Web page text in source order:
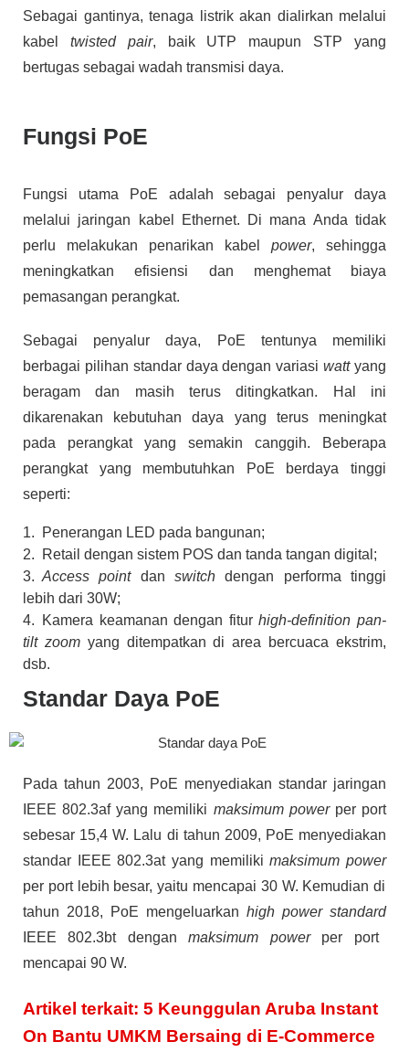
Sebagai gantinya, tenaga listrik akan dialirkan melalui
kabel twisted pair, baik UTP maupun STP yang
bertugas sebagai wadah transmisi daya.
Fungsi PoE
Fungsi utama PoE adalah sebagai penyalur daya
melalui jaringan kabel Ethernet. Di mana Anda tidak
perlu melakukan penarikan kabel power, sehingga
meningkatkan efisiensi dan menghemat biaya
pemasangan perangkat.
Sebagai penyalur daya, PoE tentunya memiliki
berbagai pilihan standar daya dengan variasiwattyang
beragam dan masih terus ditingkatkan. Hal ini
dikarenakan kebutuhan daya yang terus meningkat
pada perangkat yang semakin canggih. Beberapa
perangkat yang membutuhkan PoE berdaya tinggi
seperti:
Penerangan LED pada bangunan;
Retail dengan sistem POS dan tanda tangan digital;
Access pointdanswitch dengan performa tinggi
lebih dari 30W;
Kamera keamanan dengan fiturhigh-definition pan-
tilt zoomyang ditempatkan di area bercuaca ekstrim,
dsb.
Standar Daya PoE
Pada tahun 2003, PoE menyediakan standar jaringan
IEEE 802.3af yang memiliki maksimum power per port
sebesar 15,4 W. Lalu di tahun 2009, PoE menyediakan
standar IEEE 802.3at yang memilikimaksimum power
per port lebih besar, yaitu mencapai 30 W. Kemudian di
tahun 2018, PoE mengeluarkan high power standard
IEEE 802.3bt denganmaksimum powerper port
mencapai 90 W.
Artikel terkait: 5 Keunggulan Aruba Instant
On Bantu UMKM Bersaing di E-Commerce